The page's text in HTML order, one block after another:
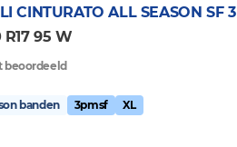
CINTURATO ALL SEASON SF 3
R17 95 W
beoordeeld
banden 3pmsf XL